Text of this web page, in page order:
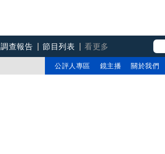
調查報告 節目列表
看更多
公評人專區 鏡主播 關於我們